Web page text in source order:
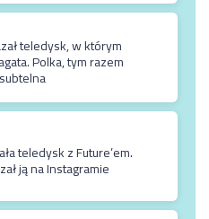
teledysk, w którym
Polka, tym razem
teledysk z Future’em.
ją na Instagramie